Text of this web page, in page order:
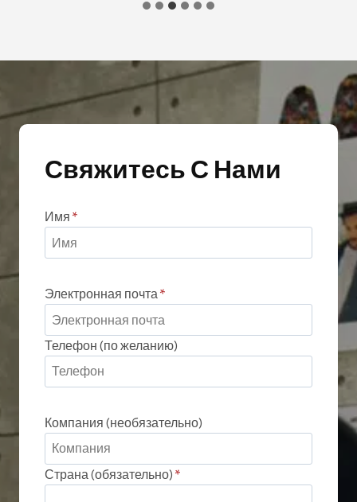
Свяжитесь С Нами
Имя *
Электронная почта*
Телефон (по желанию)
Компания (необязательно)
Страна (обязательно) *